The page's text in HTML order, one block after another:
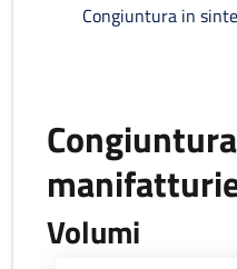
Congiuntura in
Congiuntura
Volumi